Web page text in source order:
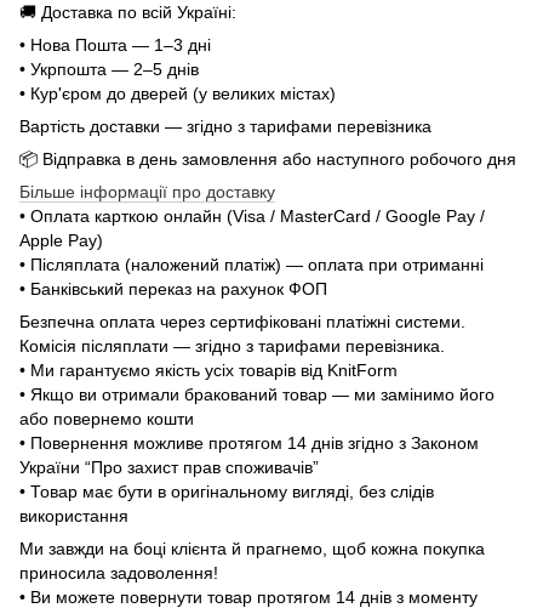
🚚 Доставка по всій Україні:
• Нова Пошта — 1–3 дні
• Укрпошта — 2–5 днів
• Кур'єром до дверей (у великих містах)
Вартість доставки — згідно з тарифами перевізника
📦 Відправка в день замовлення або наступного робочого дня
Більше інформації про доставку
• Оплата карткою онлайн (Visa / MasterCard / Google Pay /
Apple Pay)
• Післяплата (наложений платіж) — оплата при отриманні
• Банківський переказ на рахунок ФОП
Безпечна оплата через сертифіковані платіжні системи.
Комісія післяплати — згідно з тарифами перевізника.
• Ми гарантуємо якість усіх товарів від KnitForm
• Якщо ви отримали бракований товар — ми замінимо його
або повернемо кошти
• Повернення можливе протягом 14 днів згідно з Законом
України “Про захист прав споживачів”
• Товар має бути в оригінальному вигляді, без слідів
використання
Ми завжди на боці клієнта й прагнемо, щоб кожна покупка
приносила задоволення!
• Ви можете повернути товар протягом 14 днів з моменту